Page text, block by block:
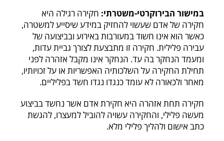
במישור הבירוקרטי-משטרתי: חקירה רגילה היא
חקירה של אדם שעשוי להחזיק במידע שיסייע למשטרה,
כאשר הוא אינו חשוד במעורבות באירוע ובביצועה של
עבירה פלילית. חקירה זו מתבצעת לצורך גביית עדות,
ומעמד הנחקר בה עד. הנחקר אינו מקבל אזהרה לפני
תחילת החקירה על השלכותיה האפשריות או על זכויותיו,
מאחר ולכאורה לא עומד כנגדו נגדו חשד בפליליים.
חקירה תחת אזהרה היא חקירת אדם אשר נחשד בביצוע
מעשה פלילי, והחקירה עשויה להוביל למעצרו, להגשת
כתב אישום ולהליך פלילי מלא.